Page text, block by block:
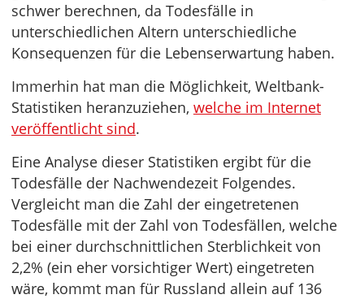
schwer berechnen, da Todesfälle in
unterschiedlichen Altern unterschiedliche
Konsequenzen für die Lebenserwartung haben.
Immerhin hat man die Möglichkeit, Weltbank-
Statistiken heranzuziehen, welche im Internet
veröffentlicht sind.
Eine Analyse dieser Statistiken ergibt für die
Todesfälle der Nachwendezeit Folgendes.
Vergleicht man die Zahl der eingetretenen
Todesfälle mit der Zahl von Todesfällen, welche
bei einer durchschnittlichen Sterblichkeit von
2,2% (ein eher vorsichtiger Wert) eingetreten
wäre, kommt man für Russland allein auf 136